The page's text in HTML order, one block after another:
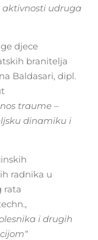
aktivnosti udruga
djece
branitelja
Baldasari, dipl.
traume –
dinamiku i
radnika u
rata
i drugih